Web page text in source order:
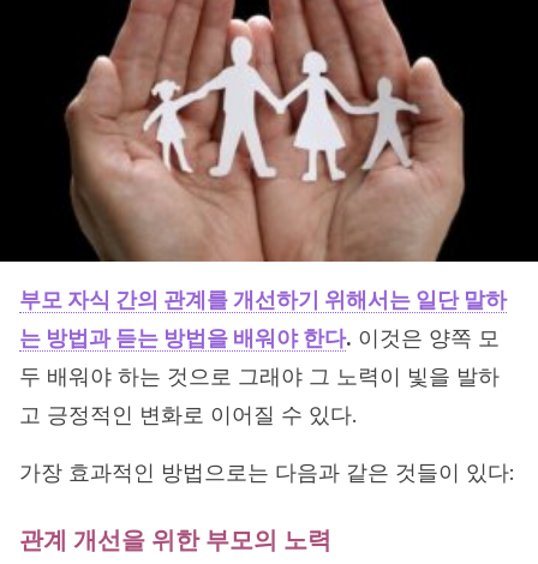
부모 자식 간의 관계를 개선하기 위해서는 일단 말하
는 방법과 듣는 방법을 배워야 한다. 이것은 양쪽 모
두 배워야 하는 것으로 그래야 그 노력이 빛을 발하
고 긍정적인 변화로 이어질 수 있다.
가장 효과적인 방법으로는 다음과 같은 것들이 있다:
관계 개선을 위한 부모의 노력